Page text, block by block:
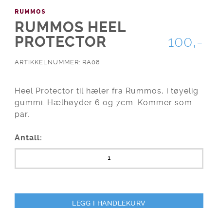
RUMMOS
RUMMOS HEEL
PROTECTOR
100,-
ARTIKKELNUMMER: RA08
Heel Protector til hæler fra Rummos, i tøyelig
gummi. Hælhøyder 6 og 7cm. Kommer som
par.
Antall:
LEGG I HANDLEKURV